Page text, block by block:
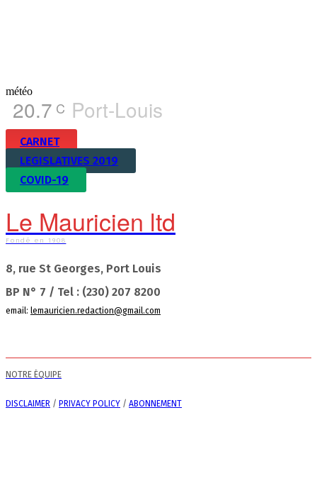
météo
20.7 C Port-Louis
CARNET
LEGISLATIVES 2019
COVID-19
Le Mauricien ltd
Fondé en 1908
8, rue St Georges, Port Louis
BP N° 7 / Tel : (230) 207 8200
email: lemauricien.redaction@gmail.com
NOTRE ÉQUIPE
DISCLAIMER / PRIVACY POLICY / ABONNEMENT